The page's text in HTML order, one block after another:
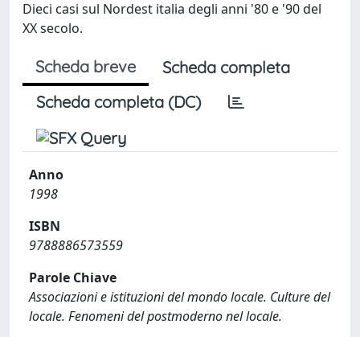
Dieci casi sul Nordest italia degli anni '80 e '90 del
XX secolo.
Scheda breve
Scheda completa
Scheda completa (DC)
Anno
1998
ISBN
9788886573559
Parole Chiave
Associazioni e istituzioni del mondo locale. Culture del
locale. Fenomeni del postmoderno nel locale.